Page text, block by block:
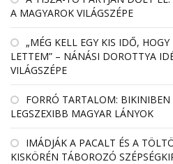
A MAGYAROK VILÁGSZÉPE
„MÉG KELL EGY KIS IDŐ,
LETTEM” – NÁNÁSI DOROTTYA
VILÁGSZÉPE
FORRÓ TARTALOM:
LEGSZEXIBB MAGYAR LÁNYOK
IMÁDJÁK A PACALT ÉS A
KISKÖRÉN TÁBOROZÓ